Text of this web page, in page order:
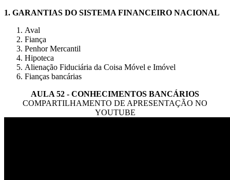
1. GARANTIAS DO SISTEMA FINANCEIRO NACIONAL
Aval
Fiança
Penhor Mercantil
Hipoteca
Alienação Fiduciária da Coisa Móvel e Imóvel
Fianças bancárias
AULA 52 - CONHECIMENTOS BANCÁRIOS
COMPARTILHAMENTO DE APRESENTAÇÃO NO
YOUTUBE